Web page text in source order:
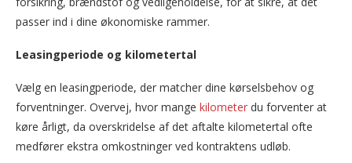
passer ind i dine økonomiske rammer.
Leasingperiode og kilometertal
Vælg en leasingperiode, der matcher dine kørselsbehov og
forventninger. Overvej, hvor mange kilometer du forventer at
køre årligt, da overskridelse af det aftalte kilometertal ofte
medfører ekstra omkostninger ved kontraktens udløb.